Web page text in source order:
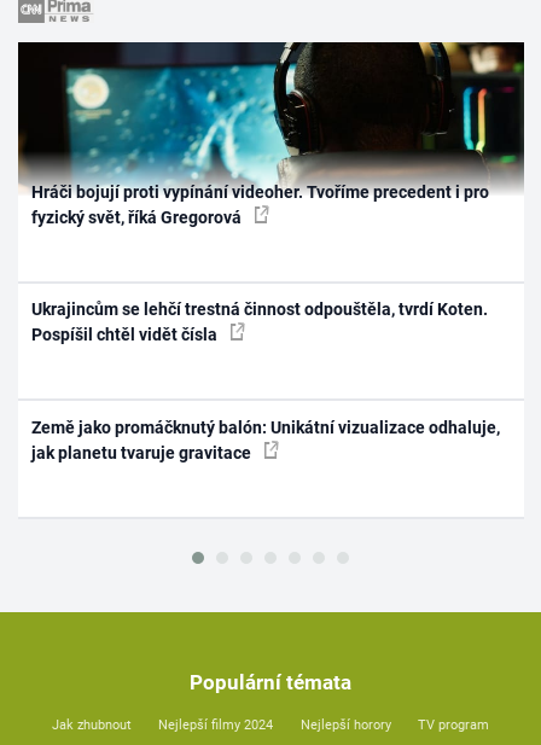
Hráči bojují proti vypínání videoher. Tvoříme precedent i pro
fyzický svět, říká Gregorová
Ukrajincům se lehčí trestná činnost odpouštěla, tvrdí Koten.
Pospíšil chtěl vidět čísla
Země jako promáčknutý balón: Unikátní vizualizace odhaluje,
jak planetu tvaruje gravitace
Populární témata
Jak zhubnout Nejlepší filmy 2024 Nejlepší horory TV program